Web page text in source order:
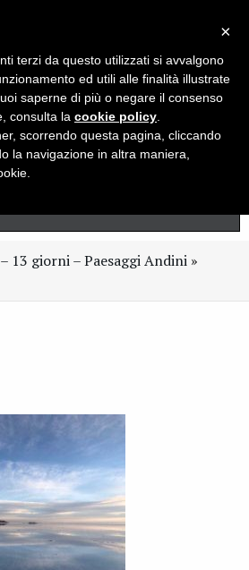
13 giorni – Paesaggi Andini »
×
terzi da questo utilizzati si avvalgono
ed utili alle finalità illustrate
saperne di più o negare il consenso
consulta la cookie policy
scorrendo questa pagina, cliccando
la navigazione in altra maniera,